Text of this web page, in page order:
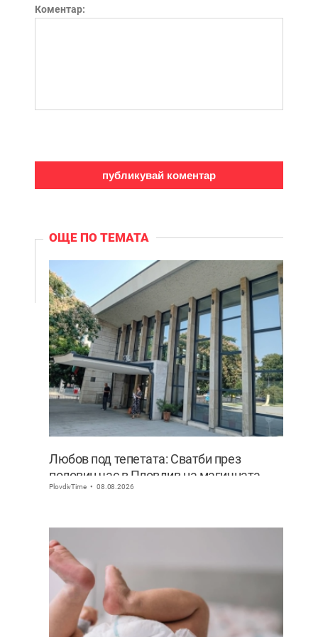
Коментар:
ОЩЕ ПО ТЕМАТА
Любов под тепетата: Сватби през
половин час в Пловдив на магичната
дата 8.08
PlovdivTime 08.08.2026